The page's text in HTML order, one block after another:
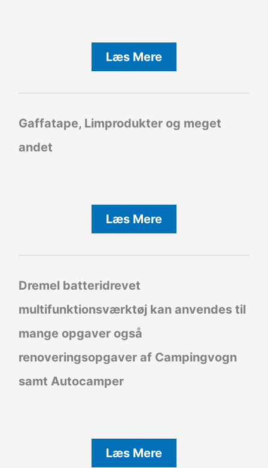
Læs Mere
Gaffatape, Limprodukter og meget
andet
Læs Mere
Dremel batteridrevet
multifunktionsværktøj kan anvendes til
mange opgaver også
renoveringsopgaver af Campingvogn
samt Autocamper
Læs Mere